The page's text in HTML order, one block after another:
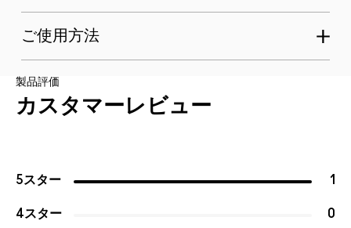
ご使用方法
製品評価
カスタマーレビュー
5スター 1
4スター 0